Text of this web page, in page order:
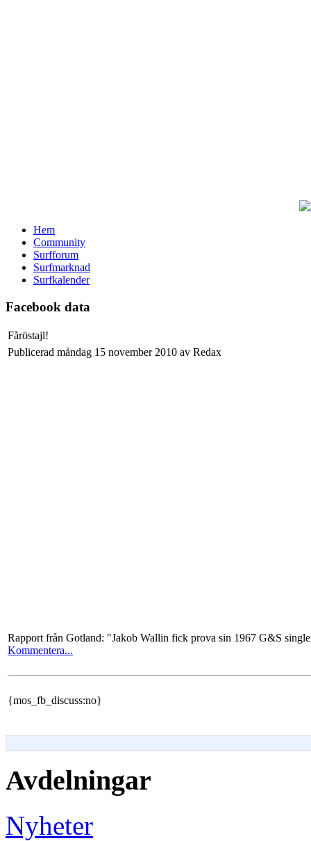
Hem
Community
Surfforum
Surfmarknad
Surfkalender
Facebook data
Fåröstajl!
Publicerad måndag 15 november 2010 av Redax
Rapport från Gotland: "Jakob Wallin fick prova sin 1967 G&S
Kommentera...
{mos_fb_discuss:no}
Avdelningar
Nyheter